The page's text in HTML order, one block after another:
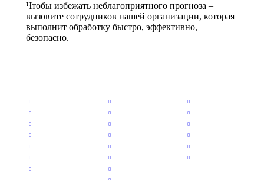
Чтобы избежать неблагоприятного прогноза –
вызовите сотрудников нашей организации, которая
выполнит обработку быстро, эффективно,
безопасно.